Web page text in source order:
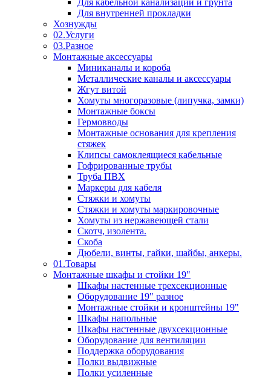
Для кабельной канализации и грунта
Для внутренней прокладки
Хознужды
02.Услуги
03.Разное
Монтажные аксессуары
Миниканалы и короба
Металлические каналы и аксессуары
Жгут витой
Хомуты многоразовые (липучка, замки)
Монтажные боксы
Гермовводы
Монтажные основания для крепления
стяжек
Клипсы самоклеящиеся кабельные
Гофрированные трубы
Труба ПВХ
Маркеры для кабеля
Стяжки и хомуты
Стяжки и хомуты маркировочные
Хомуты из нержавеющей стали
Скотч, изолента.
Скоба
Дюбели, винты, гайки, шайбы, анкеры.
01.Товары
Монтажные шкафы и стойки 19"
Шкафы настенные трехсекционные
Оборудование 19" разное
Монтажные стойки и кронштейны 19"
Шкафы напольные
Шкафы настенные двухсекционные
Оборудование для вентиляции
Поддержка оборудования
Полки выдвижные
Полки усиленные